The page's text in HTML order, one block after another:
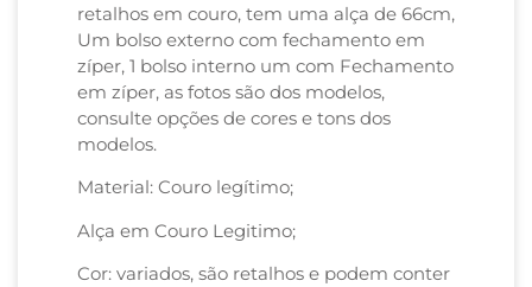
retalhos em couro, tem uma alça de 66cm,
Um bolso externo com fechamento em
zíper, 1 bolso interno um com Fechamento
em zíper, as fotos são dos modelos,
consulte opções de cores e tons dos
modelos.
Material: Couro legítimo;
Alça em Couro Legitimo;
Cor: variados, são retalhos e podem conter